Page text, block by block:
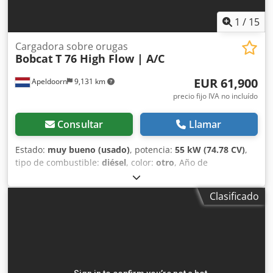
1 / 15
Apeldoorn 9,131 km
Cargadora sobre orugas
BobcatT 76 High Flow | A/C
EUR 61,900
precio fijo IVA no incluído
Consultar Llamar
Estado: muy bueno (usado), potencia: 55 kW (74.78 CV),
tipo de combustible: diésel, color: otro, Año de
, horas de funcionamiento:
Equipamiento:aire acondicionado, Información técnica
Número de cilindros: 4 Cilindrada del motor: 2.400 ccClasificado